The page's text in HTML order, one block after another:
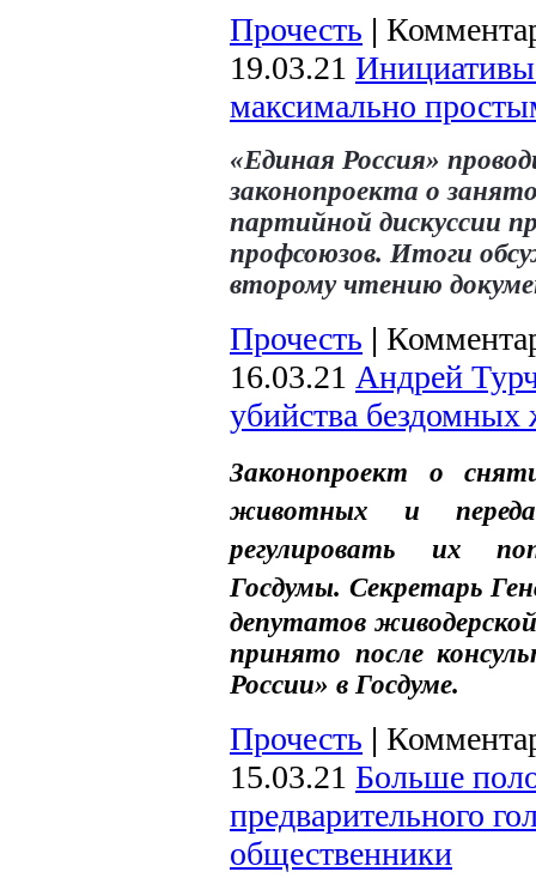
Прочесть |
19.03.21
максимально
«Единая Россия»
законопроекта о
партийной дискуссии
профсоюзов. Итоги
второму чтению
Прочесть |
16.03.21 Андрей
убийства
Законопроект о
животных и
регулировать их
Госдумы. Секретарь
депутатов
принято после
России» в Госдуме.
Прочесть |
15.03.21 Больше
предварительного
общественники